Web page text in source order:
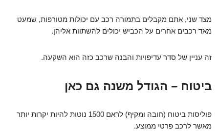
מצד שני, אתם מקבלים בתמורה רכב עם יכולות מטורפות, שמעט
מאד רכבים אחרים על הכביש יכולים להשתוות אליהן.
זה עניין של סדר עדיפויות והבנה שרכב כזה הוא השקעה.
ביטוח – הגודל משנה גם כאן
פוליסות ביטוח (חובה ומקיף) לראם 1500 נוטות להיות יקרות יותר
מאשר לרכב פרטי ממוצע.